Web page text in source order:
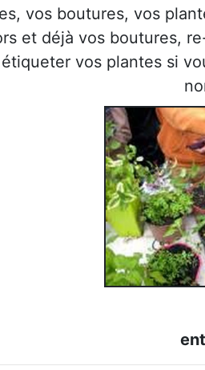
vos boutures, vos
et déjà vos boutures,
vos plantes si